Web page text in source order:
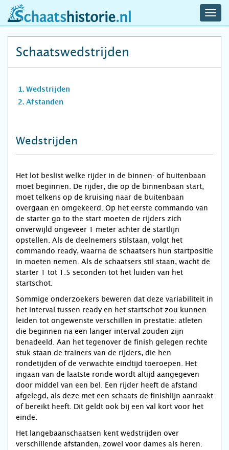
schaatshistorie.nl
Schaatswedstrijden
Wedstrijden
Afstanden
Wedstrijden
Het lot beslist welke rijder in de binnen- of buitenbaan
moet beginnen. De rijder, die op de binnenbaan start,
moet telkens op de kruising naar de buitenbaan
overgaan en omgekeerd. Op het eerste commando van
de starter go to the start moeten de rijders zich
onverwijld ongeveer 1 meter achter de startlijn
opstellen. Als de deelnemers stilstaan, volgt het
commando ready, waarna de schaatsers hun startpositie
in moeten nemen. Als de schaatsers stil staan, wacht de
starter 1 tot 1.5 seconden tot het luiden van het
startschot.
Sommige onderzoekers beweren dat deze variabiliteit in
het interval tussen ready en het startschot zou kunnen
leiden tot ongewenste verschillen in prestatie: atleten
die beginnen na een langer interval zouden zijn
benadeeld. Aan het tegenover de finish gelegen rechte
stuk staan de trainers van de rijders, die hen
rondetijden of de verwachte eindtijd toeroepen. Het
ingaan van de laatste ronde wordt altijd aangegeven
door middel van een bel. Een rijder heeft de afstand
afgelegd, als deze met een schaats de finishlijn aanraakt
of bereikt heeft. Dit geldt ook bij een val kort voor het
einde.
Het langebaanschaatsen kent wedstrijden over
verschillende afstanden, zowel voor dames als heren.